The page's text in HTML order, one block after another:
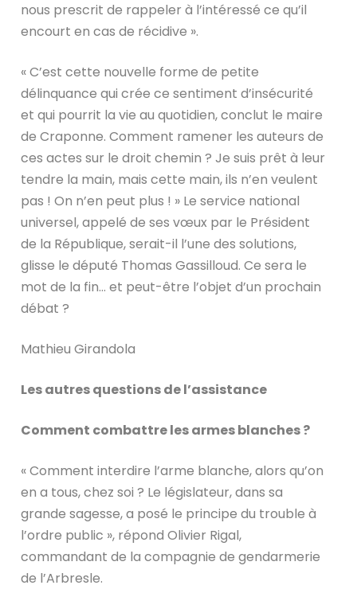
nous prescrit de rappeler à l’intéressé ce qu’il
encourt en cas de récidive ».
« C’est cette nouvelle forme de petite
délinquance qui crée ce sentiment d’insécurité
et qui pourrit la vie au quotidien, conclut le maire
de Craponne. Comment ramener les auteurs de
ces actes sur le droit chemin ? Je suis prêt à leur
tendre la main, mais cette main, ils n’en veulent
pas ! On n’en peut plus ! » Le service national
universel, appelé de ses vœux par le Président
de la République, serait-il l’une des solutions,
glisse le député Thomas Gassilloud. Ce sera le
mot de la fin… et peut-être l’objet d’un prochain
débat ?
Mathieu Girandola
Les autres questions de l’assistance
Comment combattre les armes blanches ?
« Comment interdire l’arme blanche, alors qu’on
en a tous, chez soi ? Le législateur, dans sa
grande sagesse, a posé le principe du trouble à
l’ordre public », répond Olivier Rigal,
commandant de la compagnie de gendarmerie
de l’Arbresle.